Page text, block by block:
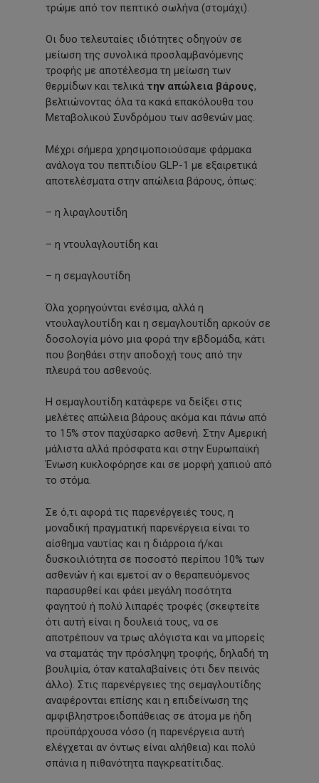
τρώμε από τον πεπτικό σωλήνα (στομάχι).
Οι δυο τελευταίες ιδιότητες οδηγούν σε
μείωση της συνολικά προσλαμβανόμενης
τροφής με αποτέλεσμα τη μείωση των
θερμίδων και τελικά την απώλεια βάρους,
βελτιώνοντας όλα τα κακά επακόλουθα του
Μεταβολικού Συνδρόμου των ασθενών μας.
Μέχρι σήμερα χρησιμοποιούσαμε φάρμακα
ανάλογα του πεπτιδίου GLP-1 με εξαιρετικά
αποτελέσματα στην απώλεια βάρους, όπως:
– η λιραγλουτίδη
– η ντουλαγλουτίδη και
– η σεμαγλουτίδη
Όλα χορηγούνται ενέσιμα, αλλά η
ντουλαγλουτίδη και η σεμαγλουτίδη αρκούν σε
δοσολογία μόνο μια φορά την εβδομάδα, κάτι
που βοηθάει στην αποδοχή τους από την
πλευρά του ασθενούς.
Η σεμαγλουτίδη κατάφερε να δείξει στις
μελέτες απώλεια βάρους ακόμα και πάνω από
το 15% στον παχύσαρκο ασθενή. Στην Αμερική
μάλιστα αλλά πρόσφατα και στην Ευρωπαϊκή
Ένωση κυκλοφόρησε και σε μορφή χαπιού από
το στόμα.
Σε ό,τι αφορά τις παρενέργειές τους, η
μοναδική πραγματική παρενέργεια είναι το
αίσθημα ναυτίας και η διάρροια ή/και
δυσκοιλιότητα σε ποσοστό περίπου 10% των
ασθενών ή και εμετοί αν ο θεραπευόμενος
παρασυρθεί και φάει μεγάλη ποσότητα
φαγητού ή πολύ λιπαρές τροφές (σκεφτείτε
ότι αυτή είναι η δουλειά τους, να σε
αποτρέπουν να τρως αλόγιστα και να μπορείς
να σταματάς την πρόσληψη τροφής, δηλαδή τη
βουλιμία, όταν καταλαβαίνεις ότι δεν πεινάς
άλλο). Στις παρενέργειες της σεμαγλουτίδης
αναφέρονται επίσης και η επιδείνωση της
αμφιβληστροειδοπάθειας σε άτομα με ήδη
προϋπάρχουσα νόσο (η παρενέργεια αυτή
ελέγχεται αν όντως είναι αλήθεια) και πολύ
σπάνια η πιθανότητα παγκρεατίτιδας.